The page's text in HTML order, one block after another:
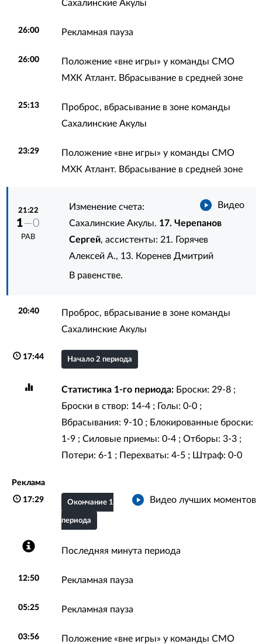
Сахалинские Акулы
26:00 Рекламная пауза
26:00
Положение «вне игры» у команды СМО
МХК Атлант. Вбрасывание в средней зоне
25:13
Проброс, вбрасывание в зоне команды
Сахалинские Акулы
23:29
Положение «вне игры» у команды СМО
МХК Атлант. Вбрасывание в средней зоне
21:22
1—0
РАВ
Видео
Изменение счета:
Сахалинские Акулы. 17. Черепанов
Сергей, ассистенты: 21. Горячев
Алексей А., 13. Коренев Дмитрий
В равенстве.
20:40
Проброс, вбрасывание в зоне команды
Сахалинские Акулы
17:44 Начало 2 периода
Статистика 1-го периода:Броски: 29-8 ;
Броски в створ: 14-4 ; Голы: 0-0 ;
Вбрасывания: 9-10 ; Блокированные броски:
1-9 ; Силовые приемы: 0-4 ; Отборы: 3-3 ;
Потери: 6-1 ; Перехваты: 4-5 ; Штраф: 0-0
Реклама
17:29 Видео лучших моментов
Окончание 1
периода
Последняя минута периода
12:50 Рекламная пауза
05:25 Рекламная пауза
03:56
Положение «вне игры» у команды СМО